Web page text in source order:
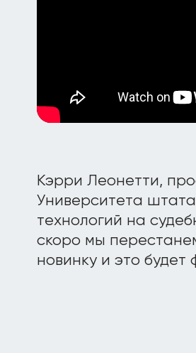
Кэрри Леонетти,
Университета
технологий на
скоро мы
новинку и это будет